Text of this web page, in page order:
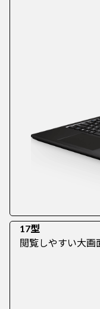
17型
閲覧しやすい大画